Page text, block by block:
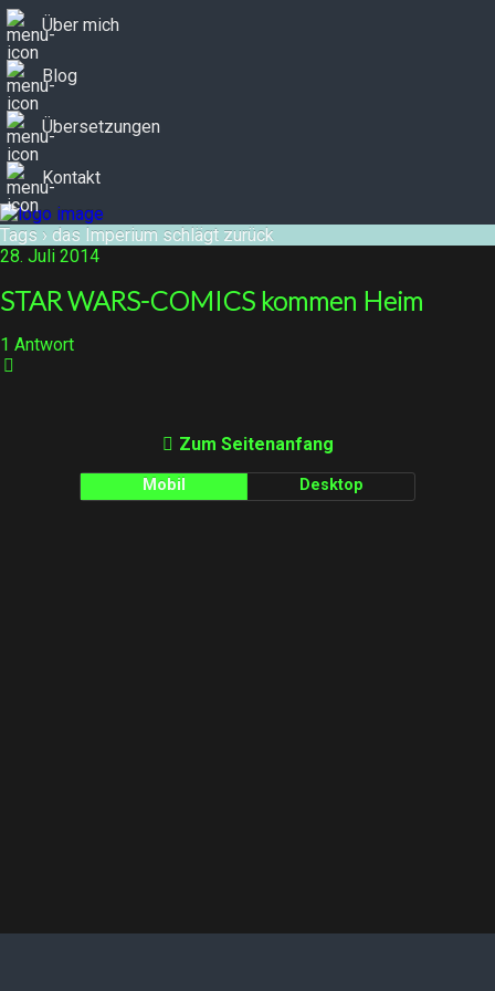
Über mich
Blog
Übersetzungen
Kontakt
Tags › das Imperium schlägt zurück
28. Juli 2014
STAR WARS-COMICS kommen Heim
1 Antwort
Zum Seitenanfang
Mobil Desktop